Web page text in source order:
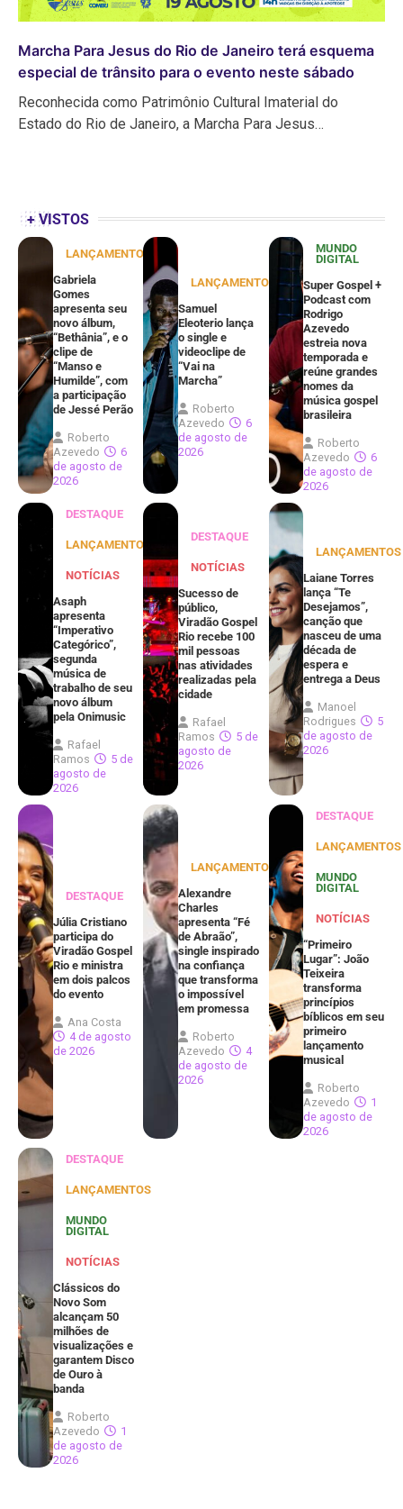
Marcha Para Jesus do Rio de Janeiro terá esquema
especial de trânsito para o evento neste sábado
Reconhecida como Patrimônio Cultural Imaterial do
Estado do Rio de Janeiro, a Marcha Para Jesus…
+ VISTOS
LANÇAMENTOS
Gabriela
Gomes
apresenta seu
novo álbum,
“Bethânia”, e o
clipe de
“Manso e
Humilde”, com
a participação
de Jessé Perão
Roberto
Azevedo
6
de agosto de
2026
LANÇAMENTOS
Samuel
Eleoterio lança
o single e
videoclipe de
“Vai na
Marcha”
Roberto
Azevedo
6
de agosto de
2026
MUNDO
DIGITAL
Super Gospel +
Podcast com
Rodrigo
Azevedo
estreia nova
temporada e
reúne grandes
nomes da
música gospel
brasileira
Roberto
Azevedo
6
de agosto de
2026
DESTAQUE
LANÇAMENTOS
NOTÍCIAS
Asaph
apresenta
“Imperativo
Categórico”,
segunda
música de
trabalho de seu
novo álbum
pela Onimusic
Rafael
Ramos
5 de
agosto de
2026
DESTAQUE
NOTÍCIAS
Sucesso de
público,
Viradão Gospel
Rio recebe 100
mil pessoas
nas atividades
realizadas pela
cidade
Rafael
Ramos
5 de
agosto de
2026
LANÇAMENTOS
Laiane Torres
lança “Te
Desejamos”,
canção que
nasceu de uma
década de
espera e
entrega a Deus
Manoel
Rodrigues
5
de agosto de
2026
DESTAQUE
Júlia Cristiano
participa do
Viradão Gospel
Rio e ministra
em dois palcos
do evento
Ana Costa
4 de agosto
de 2026
LANÇAMENTOS
Alexandre
Charles
apresenta “Fé
de Abraão”,
single inspirado
na confiança
que transforma
o impossível
em promessa
Roberto
Azevedo
4
de agosto de
2026
DESTAQUE
LANÇAMENTOS
MUNDO
DIGITAL
NOTÍCIAS
“Primeiro
Lugar”: João
Teixeira
transforma
princípios
bíblicos em seu
primeiro
lançamento
musical
Roberto
Azevedo
1
de agosto de
2026
DESTAQUE
LANÇAMENTOS
MUNDO
DIGITAL
NOTÍCIAS
Clássicos do
Novo Som
alcançam 50
milhões de
visualizações e
garantem Disco
de Ouro à
banda
Roberto
Azevedo
1
de agosto de
2026